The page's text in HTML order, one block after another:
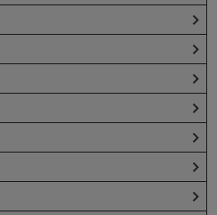
起毛/フランネル